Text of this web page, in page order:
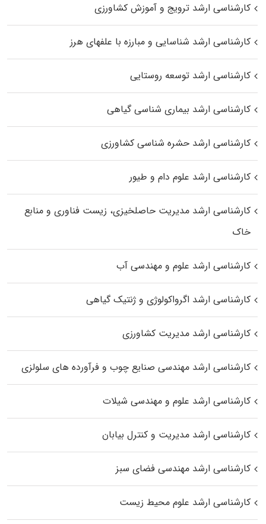
کارشناسی ارشد ترویج و آموزش کشاورزی
کارشناسی ارشد شناسایی و مبارزه با علفهای هرز
کارشناسی ارشد توسعه روستایی
کارشناسی ارشد بیماری‌ شناسی گیاهی
کارشناسی ارشد حشره‌ شناسی کشاورزی
کارشناسی ارشد علوم دام و طیور
کارشناسی ارشد مدیریت حاصلخیزی، زیست فناوری و منابع
خاک
کارشناسی ارشد علوم و مهندسی آب
کارشناسی ارشد اگرواکولوژی و ژنتیک گیاهی
کارشناسی ارشد مدیریت کشاورزی
کارشناسی ارشد مهندسی صنایع چوب و فرآورده‌ های سلولزی
کارشناسی ارشد علوم و مهندسی شیلات
کارشناسی ارشد مدیریت و کنترل بیابان
کارشناسی ارشد مهندسی فضای سبز
کارشناسی ارشد علوم محیط‌ زیست